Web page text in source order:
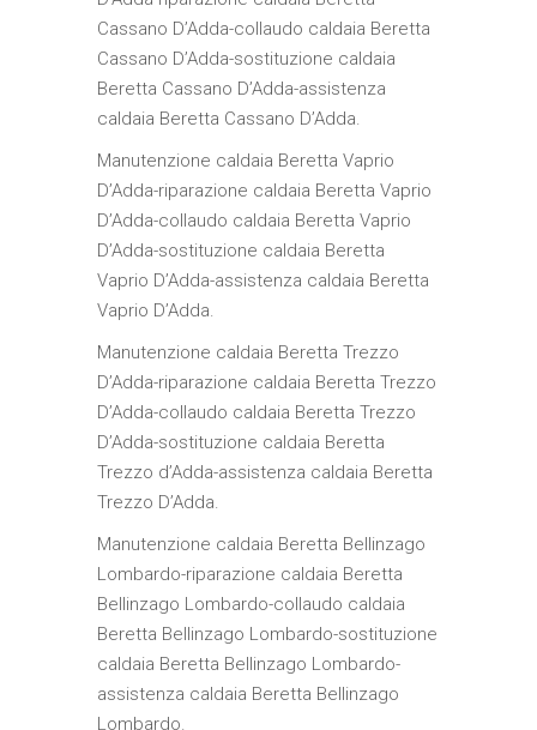
Cassano D’Adda-collaudo caldaia Beretta
Cassano D’Adda-sostituzione caldaia
Beretta Cassano D’Adda-assistenza
caldaia Beretta Cassano D’Adda.
Manutenzione caldaia Beretta Vaprio
D’Adda-riparazione caldaia Beretta Vaprio
D’Adda-collaudo caldaia Beretta Vaprio
D’Adda-sostituzione caldaia Beretta
Vaprio D’Adda-assistenza caldaia Beretta
Vaprio D’Adda.
Manutenzione caldaia Beretta Trezzo
D’Adda-riparazione caldaia Beretta Trezzo
D’Adda-collaudo caldaia Beretta Trezzo
D’Adda-sostituzione caldaia Beretta
Trezzo d’Adda-assistenza caldaia Beretta
Trezzo D’Adda.
Manutenzione caldaia Beretta Bellinzago
Lombardo-riparazione caldaia Beretta
Bellinzago Lombardo-collaudo caldaia
Beretta Bellinzago Lombardo-sostituzione
caldaia Beretta Bellinzago Lombardo-
assistenza caldaia Beretta Bellinzago
Lombardo.